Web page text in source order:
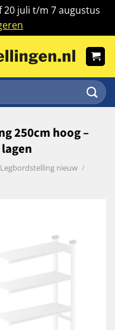
20 juli t/m 7 augustus
250cm hoog –
Legbordstelling nieuw /